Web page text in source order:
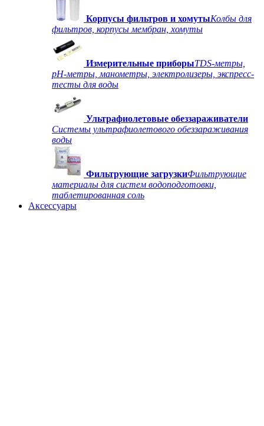
Корпусы фильтров и хомутыКолбы для
фильтров, корпусы мембран, хомуты
Измерительные приборыTDS-метры,
рН-метры, манометры, электролизеры, экспресс-
тесты для воды
Ультрафиолетовые обеззараживатели
Системы ультрафиолетового обеззараживания
воды
Фильтрующие загрузкиФильтрующие
материалы для систем водоподготовки,
таблетированная соль
Аксессуары